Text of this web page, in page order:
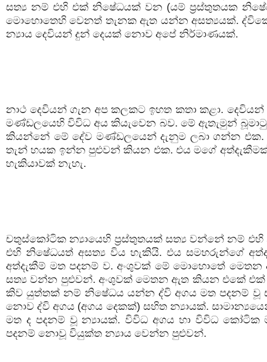
සත්‍ය නම් එහි එක් නිෂේධයක් වන (යම් ප්‍රස්තුතයක
මොහොතෙහි වෙනත් තැනක ඇත යන්න අසත්‍යයක්.
න්‍යාය දෙවියන් දුන් දෙයක් නොව අපේ නිර්මාණයක්.
නාථ දෙවියන් ගැන අප කලකට ඉහත කතා කළා.
මණ්ඩලයෙහි විවිධ අය කියැවෙන බව. මේ ඇතැමුන්
කියන්නේ මේ දේව මණ්ඩලයෙන් දැනුම ලබා ගන්න
තැන් හයක ඉන්න පුළුවන් කියන එක. එය මගේ
හැකියාවක් නැහැ.
චතුස්කෝටික න්‍යායෙහි ප්‍රස්තුතයක් සත්‍ය වන්නේ නම් එහි
එහි නිෂේධයත් අසත්‍ය විය හැකියි. එය සමහරුන්ගේ
අත්දැකීම් මත පදනම් ව. අංශුවක් මේ මොහොතේ
සත්‍ය වන්න පුළුවන්. අංශුවක් මෙතන ඇත කියන එකේ එක්
කිව යුත්තක් නම් නිෂේධය යන්න ද්වි අගය මත පදනම් වූ
නොව ද්වි අගය (අගය දෙකක්) සහිත න්‍යායක්.
මත ද පදනම් වූ න්‍යායක්. විවිධ අගය හා විවිධ කෝටික
පදනම් නොවූ වියුක්ත න්‍යාය වෙන්න පුළුවන්.